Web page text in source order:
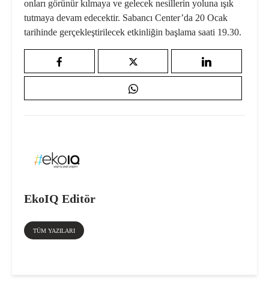
onları görünür kılmaya ve gelecek nesillerin yoluna ışık
tutmaya devam edecektir. Sabancı Center’da 20 Ocak
tarihinde gerçekleştirilecek etkinliğin başlama saati 19.30.
EkoIQ Editör
TÜM YAZILARI